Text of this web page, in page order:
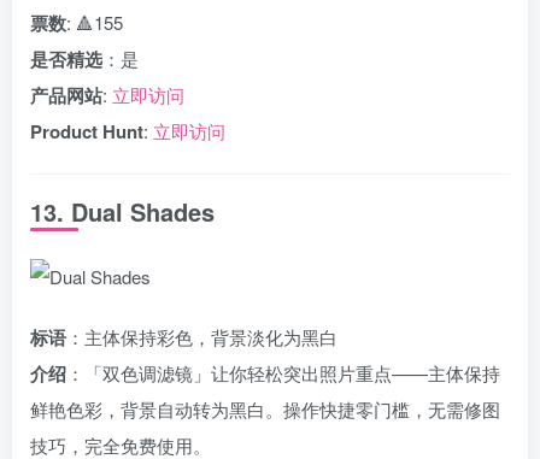
票数: 🔺155
是否精选 ：是
产品网站: 立即访问
Product Hunt: 立即访问
13. Dual Shades
标语 ：主体保持彩色，背景淡化为黑白
介绍 ：「双色调滤镜」让你轻松突出照片重点——主体保持
鲜艳色彩，背景自动转为黑白。操作快捷零门槛，无需修图
技巧，完全免费使用。